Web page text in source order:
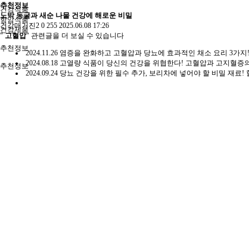
건강식품
항암식품
건강제품
추천정보
추천정보
추천정보
노박 동굴과 새순 나물 건강에 해로운 비밀
건강매거진2 0 255 2025.06.08 17:26
"고혈압" 관련글을 더 보실 수 있습니다
2024.11.26 염증을 완화하고 고혈압과 당뇨에 효과적인 채소 요리 3가지!
2024.08.18 고열량 식품이 당신의 건강을 위협한다! 고혈압과 고지혈증
2024.09.24 당뇨 건강을 위한 필수 추가, 보리차에 넣어야 할 비밀 재료!